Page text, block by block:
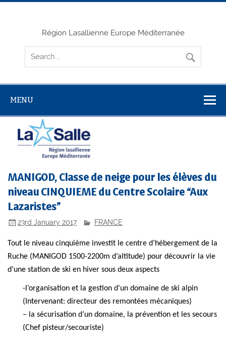
Skip
Région Lasallienne Europe Méditerranée
MENU
MANIGOD, Classe de neige pour les élèves du
niveau CINQUIEME du Centre Scolaire “Aux
Lazaristes”
23rd January 2017 FRANCE
Tout le niveau cinquième investit le centre d’hébergement de la
Ruche (MANIGOD 1500-2200m d’altitude) pour découvrir la vie
d’une station de ski en hiver sous deux aspects
-l’organisation et la gestion d’un domaine de ski alpin
(Intervenant: directeur des remontées mécaniques)
– la sécurisation d’un domaine, la prévention et les secours
(Chef pisteur/secouriste)